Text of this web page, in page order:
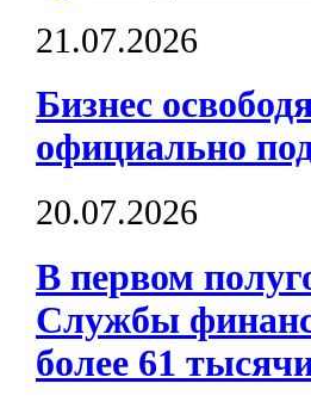
21.07.2026
Бизнес
официально
20.07.2026
В первом
Службы
более 61